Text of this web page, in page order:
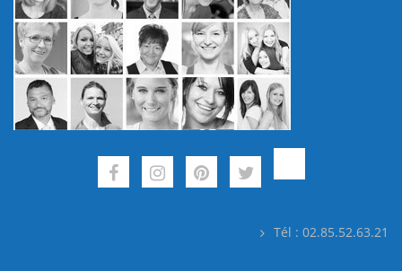
Tél : 02.85.52.63.21